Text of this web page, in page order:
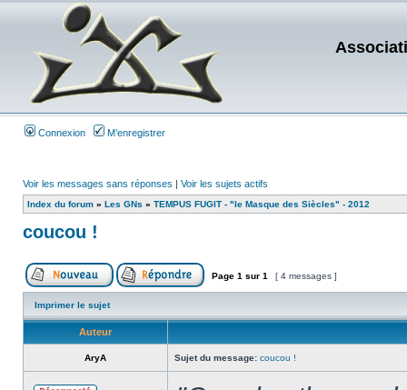
Connexion M’enregistrer
Voir les messages sans réponses | Voir les sujets actifs
Index du forum » Les GNs » TEMPUS FUGIT - "le Masque des Siècles" - 2012
coucou !
Page 1 sur 1 [ 4 messages ]
Imprimer le sujet
Auteur
AryA Sujet du message: coucou !